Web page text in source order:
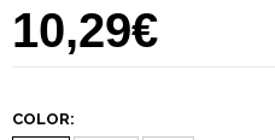
10,29€
COLOR: